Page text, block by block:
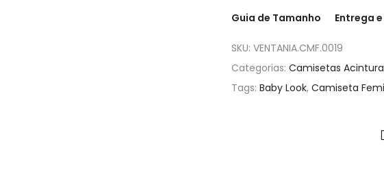
Guia de Tamanho Entrega
SKU: VENTANIA.CMF.0019
Categorias: Camisetas
Tags: Baby Look, Camiseta